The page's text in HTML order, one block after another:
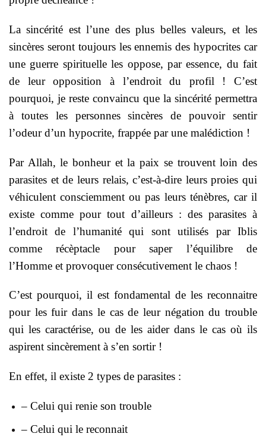
La sincérité est l’une des plus belles valeurs, et les
sincères seront toujours les ennemis des hypocrites car
une guerre spirituelle les oppose, par essence, du fait
de leur opposition à l’endroit du profil ! C’est
pourquoi, je reste convaincu que la sincérité permettra
à toutes les personnes sincères de pouvoir sentir
l’odeur d’un hypocrite, frappée par une malédiction !
Par Allah, le bonheur et la paix se trouvent loin des
parasites et de leurs relais, c’est-à-dire leurs proies qui
véhiculent consciemment ou pas leurs ténèbres, car il
existe comme pour tout d’ailleurs : des parasites à
l’endroit de l’humanité qui sont utilisés par Iblis
comme récèptacle pour saper l’équilibre de
l’Homme et provoquer consécutivement le chaos !
C’est pourquoi, il est fondamental de les reconnaitre
pour les fuir dans le cas de leur négation du trouble
qui les caractérise, ou de les aider dans le cas où ils
aspirent sincèrement à s’en sortir !
En effet, il existe 2 types de parasites :
– Celui qui renie son trouble
– Celui qui le reconnait